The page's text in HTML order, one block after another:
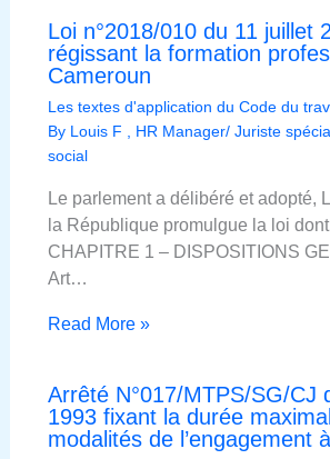
Loi n°2018/010 du 11 juillet
régissant la formation
Cameroun
Les textes d'application du Code du
By Louis F , HR Manager/ Juriste
social
Le parlement a délibéré et adopté,
la République promulgue la loi
CHAPITRE 1 – DISPOSITIONS
Art…
Read More »
Arrêté N°017/MTPS/SG/CJ
1993 fixant la durée
modalités de l’engagement